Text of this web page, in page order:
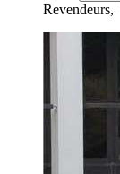
Revendeurs,